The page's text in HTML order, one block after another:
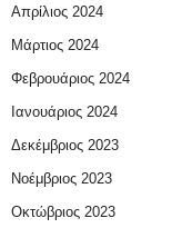
Απρίλιος 2024
Μάρτιος 2024
Φεβρουάριος 2024
Ιανουάριος 2024
Δεκέμβριος 2023
Νοέμβριος 2023
Οκτώβριος 2023